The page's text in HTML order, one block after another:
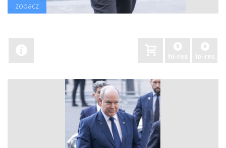
zobacz
hi-res lo-res